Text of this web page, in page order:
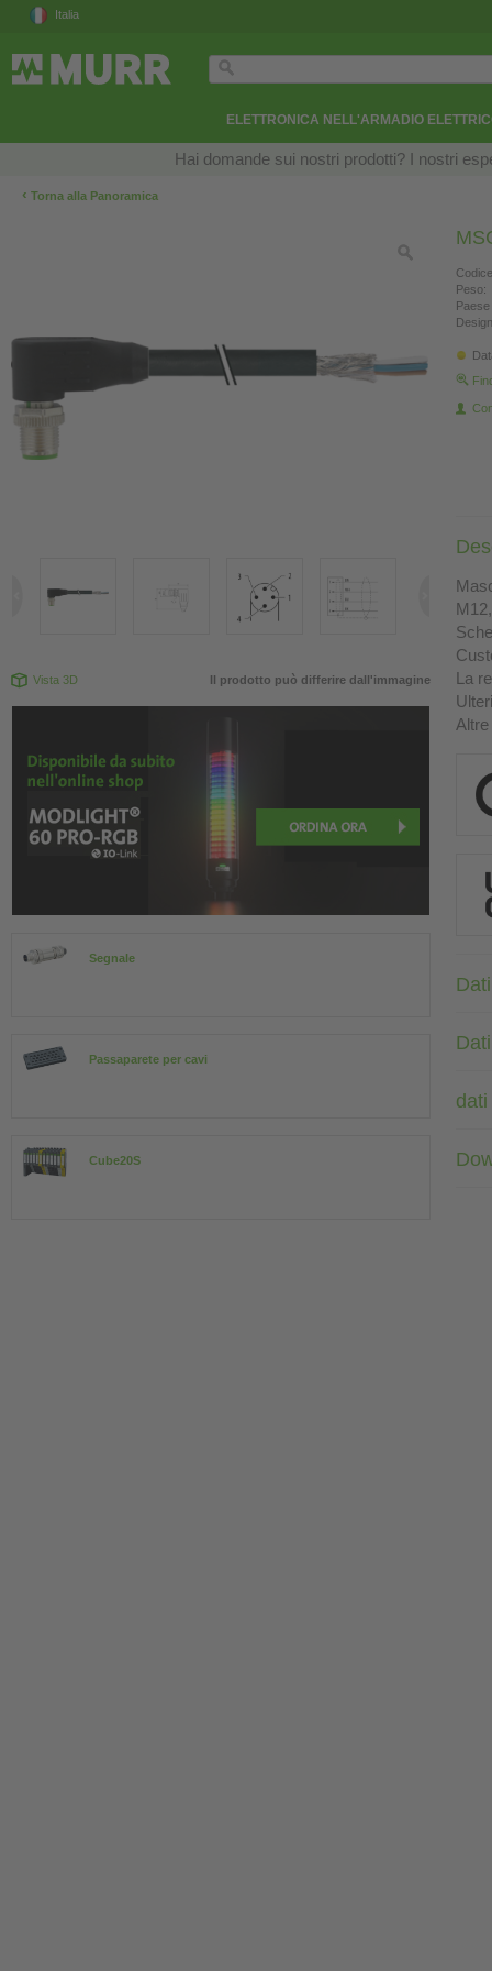
Italia
ELETTRONICA NELL'ARMADIO
Hai domande sui nostri prodotti? I nostri
‹ Torna alla Panoramica
Vista 3D Il prodotto può differire dall'immagine
Segnale
Passaparete per cavi
Cube20S
Peso:
La